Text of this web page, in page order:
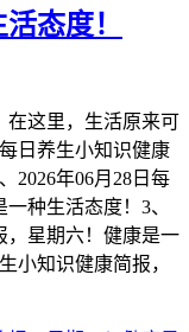
态度！
在这里，生活原来可
日养生小知识健康
2026年06月28日每
种生活态度！3、
，星期六！健康是一
小知识健康简报，